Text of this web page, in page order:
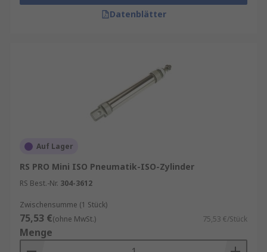
Datenblätter
Auf Lager
RS PRO Mini ISO Pneumatik-ISO-Zylinder
RS Best.-Nr. 304-3612
Zwischensumme (1 Stück)
75,53 €(ohne MwSt.) 75,53 €/Stück
Menge